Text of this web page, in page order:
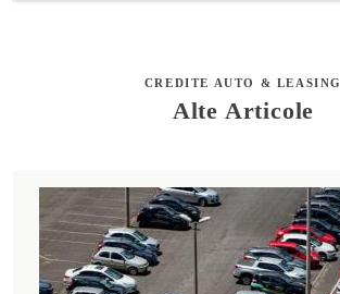
CREDITE AUTO & LEASING
Alte Articole